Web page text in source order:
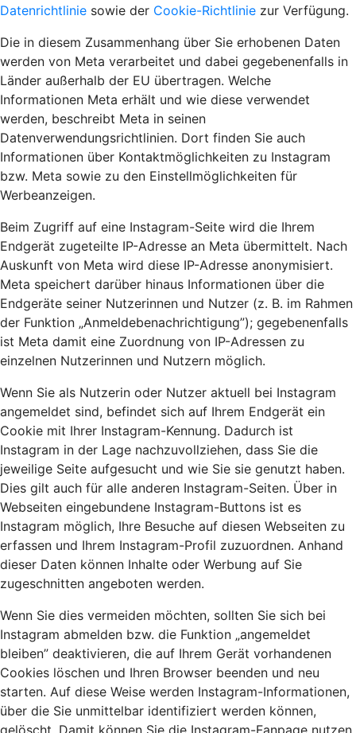
Datenrichtlinie sowie der Cookie-Richtlinie zur Verfügung.
Die in diesem Zusammenhang über Sie erhobenen Daten
werden von Meta verarbeitet und dabei gegebenenfalls in
Länder außerhalb der EU übertragen. Welche
Informationen Meta erhält und wie diese verwendet
werden, beschreibt Meta in seinen
Datenverwendungsrichtlinien. Dort finden Sie auch
Informationen über Kontaktmöglichkeiten zu Instagram
bzw. Meta sowie zu den Einstellmöglichkeiten für
Werbeanzeigen.
Beim Zugriff auf eine Instagram-Seite wird die Ihrem
Endgerät zugeteilte IP-Adresse an Meta übermittelt. Nach
Auskunft von Meta wird diese IP-Adresse anonymisiert.
Meta speichert darüber hinaus Informationen über die
Endgeräte seiner Nutzerinnen und Nutzer (z. B. im Rahmen
der Funktion „Anmeldebenachrichtigung”); gegebenenfalls
ist Meta damit eine Zuordnung von IP-Adressen zu
einzelnen Nutzerinnen und Nutzern möglich.
Wenn Sie als Nutzerin oder Nutzer aktuell bei Instagram
angemeldet sind, befindet sich auf Ihrem Endgerät ein
Cookie mit Ihrer Instagram-Kennung. Dadurch ist
Instagram in der Lage nachzuvollziehen, dass Sie die
jeweilige Seite aufgesucht und wie Sie sie genutzt haben.
Dies gilt auch für alle anderen Instagram-Seiten. Über in
Webseiten eingebundene Instagram-Buttons ist es
Instagram möglich, Ihre Besuche auf diesen Webseiten zu
erfassen und Ihrem Instagram-Profil zuzuordnen. Anhand
dieser Daten können Inhalte oder Werbung auf Sie
zugeschnitten angeboten werden.
Wenn Sie dies vermeiden möchten, sollten Sie sich bei
Instagram abmelden bzw. die Funktion „angemeldet
bleiben” deaktivieren, die auf Ihrem Gerät vorhandenen
Cookies löschen und Ihren Browser beenden und neu
starten. Auf diese Weise werden Instagram-Informationen,
über die Sie unmittelbar identifiziert werden können,
gelöscht. Damit können Sie die Instagram-Fanpage nutzen,